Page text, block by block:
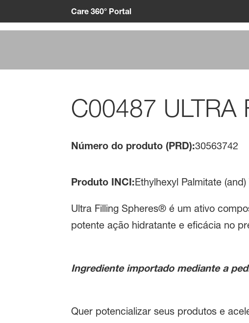
Care 360° Portal
C00487 ULTRA
Número do produto (PRD):30563742
Produto INCI:Ethylhexyl Palmitate
Ultra Filling Spheres® é um ativo
potente ação hidratante e eficácia no
Ingrediente importado mediante a
Quer potencializar seus produtos e